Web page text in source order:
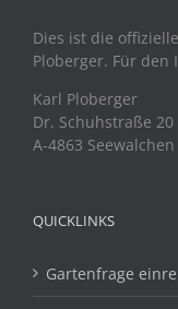
Dies ist die
Ploberger. Für
Karl Ploberger
Dr. Schuhstraße 20
A-4863 Seewalchen
QUICKLINKS
Gartenfrage